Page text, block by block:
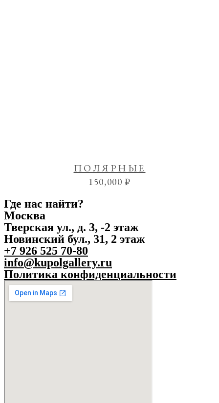
ПОЛЯРНЫЕ
150,000₽
Где нас найти?
Москва
Тверская ул., д. 3, -2 этаж
Новинский бул., 31, 2 этаж
+7 926 525 70-80
info@kupolgallery.ru
Политика конфиденциальности